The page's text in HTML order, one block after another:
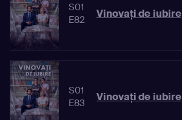
S01
E82
Vinovaţi de iubire
S01
E83
Vinovaţi de iubire